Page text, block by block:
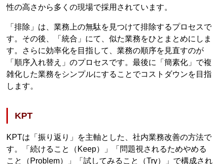
性の高さから多くの現場で採用されています。
「排除」は、業務上の無駄を見つけて排除するプロセスで
す。その後、「統合」にて、似た業務をひとまとめにしま
す。さらに効率化を目指して、業務の順序を見直すのが
「順序入れ替え」のプロセスです。最後に「簡素化」で複
雑化した業務をシンプルにすることでコストダウンを目指
します。
KPT
KPTは「振り返り」を主軸とした、社内業務改善の方法で
す。「続けること（Keep）」「問題視されるためやめる
こと（Problem）」「試してみること（Try）」で構成され